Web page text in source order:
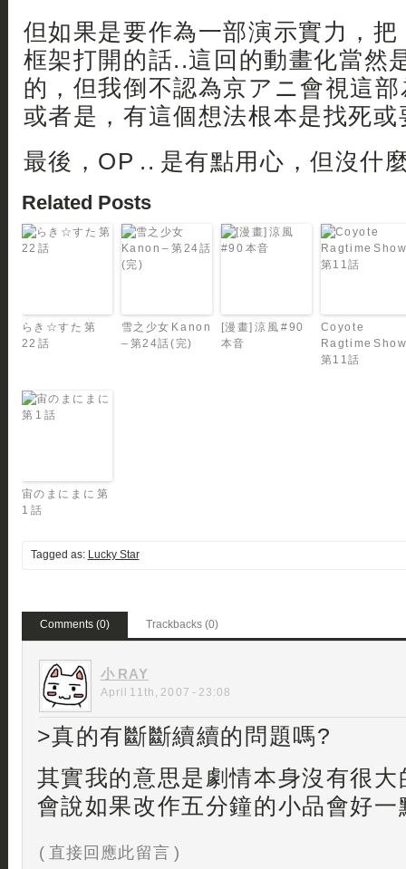
但如果是要作為一部演示實力，
框架打開的話..這回的動畫化當然
的，但我倒不認為京アニ會視這
或者是，有這個想法根本是找死或
最後，OP .. 是有點用心，但沒什
Related Posts
らき☆すた 第
22 話
雪之少女 Kanon
– 第24話(完)
[漫畫] 涼風 #90
本音
Coyote
Ragtime
第11話
宙のまにまに 第
1 話
Tagged as: Lucky Star
Comments (0) Trackbacks (0)
小 RAY
April 11th, 2007 - 23:08
>真的有斷斷續續的問題嗎?
其實我的意思是劇情本身沒有很
會說如果改作五分鐘的小品會好一
( 直接回應此留言 )